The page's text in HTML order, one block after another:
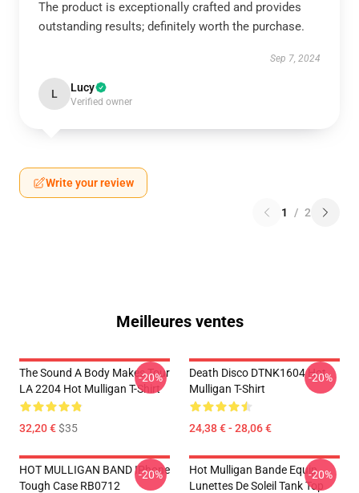
The product is exceptionally crafted and provides
outstanding results; definitely worth the purchase.
Sep 7, 2024
L Lucy
Verified owner
Write your review
1 / 2
Meilleures ventes
The Sound A Body Makes Tour
LA 2204 Hot Mulligan T-Shirt
32,20 €$35
-20%
Death Disco DTNK1604 Hot
Mulligan T-Shirt
24,38 € - 28,06 €
-20%
HOT MULLIGAN BAND IPhone
Tough Case RB0712
-20%
Hot Mulligan Bande Equip
Lunettes De Soleil Tank Top
-20%